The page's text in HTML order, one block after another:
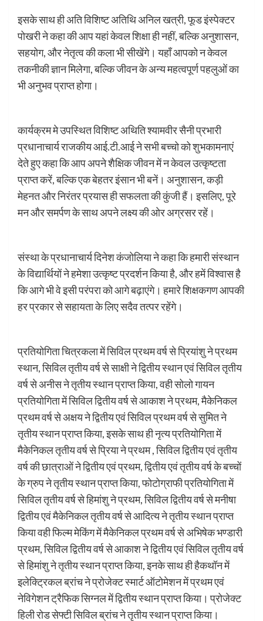
इसके साथ ही अति विशिष्ट अतिथि अनिल खत्री, फूड इंस्पेक्टर
पोखरी ने कहा की आप यहां केवल शिक्षा ही नहीं, बल्कि अनुशासन,
सहयोग, और नेतृत्व की कला भी सीखेंगे। यहाँ आपको न केवल
तकनीकी ज्ञान मिलेगा, बल्कि जीवन के अन्य महत्वपूर्ण पहलुओं का
भी अनुभव प्राप्त होगा।
कार्यक्रम मे उपस्थित विशिष्ट अथिति श्यामवीर सैनी प्रभारी
प्रधानाचार्य राजकीय आई.टी.आई ने सभी बच्चो को शुभकामनाएं
देते हुए कहा कि आप अपने शैक्षिक जीवन में न केवल उत्कृष्टता
प्राप्त करें, बल्कि एक बेहतर इंसान भी बनें। अनुशासन, कड़ी
मेहनत और निरंतर प्रयास ही सफलता की कुंजी हैं। इसलिए, पूरे
मन और समर्पण के साथ अपने लक्ष्य की ओर अग्रसर रहें।
संस्था के प्रधानाचार्य दिनेश कंजोलिया ने कहा कि हमारी संस्थान
के विद्यार्थियों ने हमेशा उत्कृष्ट प्रदर्शन किया है, और हमें विश्वास है
कि आगे भी वे इसी परंपरा को आगे बढ़ाएंगे। हमारे शिक्षकगण आपकी
हर प्रकार से सहायता के लिए सदैव तत्पर रहेंगे।
प्रतियोगिता चित्रकला में सिविल प्रथम वर्ष से प्रियांशु ने प्रथम
स्थान, सिविल तृतीय वर्ष से साक्षी ने द्वितीय स्थान एवं सिविल तृतीय
वर्ष से अनीस ने तृतीय स्थान प्राप्त किया, वही सोलो गायन
प्रतियोगिता में सिविल द्वितीय वर्ष से आकाश ने प्रथम, मैकेनिकल
प्रथम वर्ष से अक्षय ने द्वितीय एवं सिविल प्रथम वर्ष से सुमित ने
तृतीय स्थान प्राप्त किया, इसके साथ ही नृत्य प्रतियोगिता में
मैकेनिकल तृतीय वर्ष से प्रिया ने प्रथम , सिविल द्वितीय एवं तृतीय
वर्ष की छात्राओं ने द्वितीय एवं प्रथम, द्वितीय एवं तृतीय वर्ष के बच्चों
के ग्रुप ने तृतीय स्थान प्राप्त किया, फोटोग्राफी प्रतियोगिता में
सिविल तृतीय वर्ष से हिमांशु ने प्रथम, सिविल द्वितीय वर्ष से मनीषा
द्वितीय एवं मैकेनिकल तृतीय वर्ष से आदित्य ने तृतीय स्थान प्राप्त
किया वही फिल्म मेकिंग में मैकेनिकल प्रथम वर्ष से अभिषेक भण्डारी
प्रथम, सिविल द्वितीय वर्ष से आकाश ने द्वितीय एवं सिविल तृतीय वर्ष
से हिमांशु ने तृतीय स्थान प्राप्त किया, इनके साथ ही हैकथॉन में
इलेक्ट्रिकल ब्रांच ने प्रोजेक्ट स्मार्ट ऑटोमेशन में प्रथम एवं
नेविगेशन ट्रैफिक सिग्नल में द्वितीय स्थान प्राप्त किया। प्रोजेक्ट
हिली रोड सेफ्टी सिविल ब्रांच ने तृतीय स्थान प्राप्त किया।